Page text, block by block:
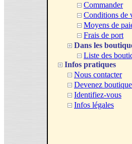
Commander
Conditions de
Moyens de
Frais de port
Dans les
Liste des
Infos pratiques
Nous contacter
Devenez
Identifiez-vous
Infos légales